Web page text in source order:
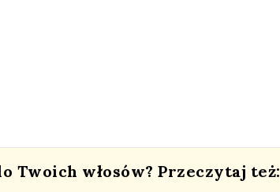
Twoich włosów? Przeczytaj też: